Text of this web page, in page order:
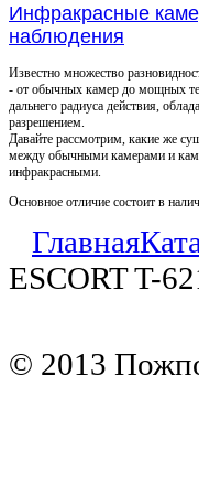
Инфракрасные
наблюдения
Известно множество
- от обычных камер до мощных
дальнего радиуса действия,
разрешением.
Давайте рассмотрим, какие же
между обычными камерами и
инфракрасными.
Основное отличие состоит в
Главная
ESCORT T-
© 2013